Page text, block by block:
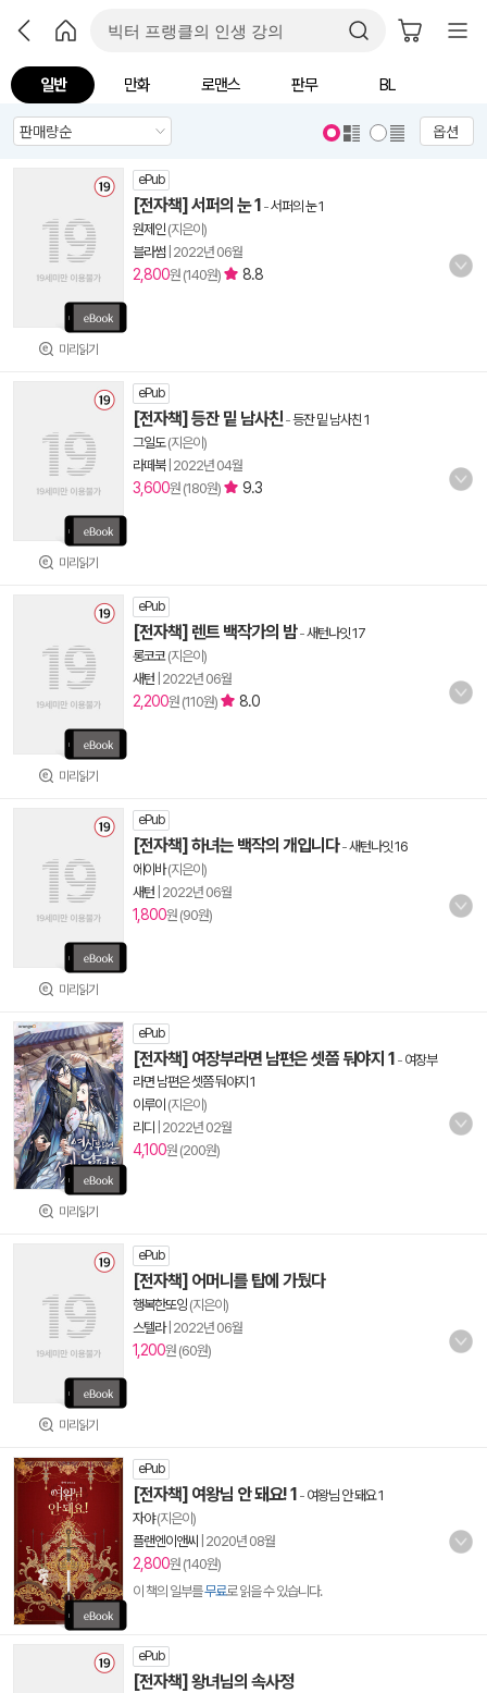
일반 만화 로맨스 판무 BL
옵션
미리읽기
ePub
[전자책] 서퍼의 눈 1 -서퍼의 눈 1
원제인 (지은이)
블라썸 2022년 06월
2,800원 (140원) 8.8
미리읽기
ePub
[전자책] 등잔 밑 남사친 -등잔 밑 남사친 1
그일도(지은이)
라떼북| 2022년 04월
3,600원 (180원) 9.3
미리읽기
ePub
[전자책] 렌트 백작가의 밤-새턴나잇 17
롱코코(지은이)
새턴 2022년 06월
2,200원 (110원) 8.0
미리읽기
ePub
[전자책] 하녀는 백작의 개입니다-새턴나잇 16
에이바(지은이)
새턴 2022년 06월
1,800원 (90원)
미리읽기
ePub
[전자책] 여장부라면 남편은 셋쯤 둬야지 1 - 여장부
라면 남편은 셋쯤 둬야지 1
이루이 (지은이)
리디
2022년 02월
4,100원 (200원)
미리읽기
ePub
[전자책] 어머니를 탑에 가뒀다
행복한또잉 (지은이)
스텔라| 2022년 06월
1,200원 (60원)
ePub
[전자책] 여왕님 안 돼요! 1 - 여왕님 안 돼요 1
자야(지은이)
플랜엔이앤씨
2020년 08월
2,800원 (140원)
이 책의 일부를무료로 읽을 수 있습니다.
ePub
[전자책] 왕녀님의 속사정